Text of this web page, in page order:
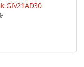
GIV21AD30